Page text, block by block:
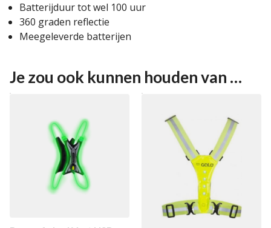
Batterijduur tot wel 100 uur
360 graden reflectie
Meegeleverde batterijen
Je zou ook kunnen houden van …